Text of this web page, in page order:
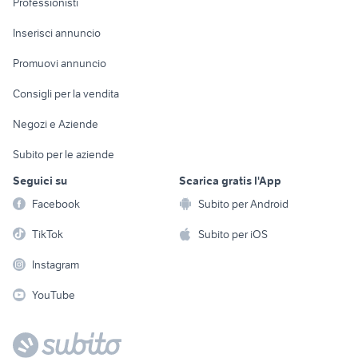
Console e
Fotografia
Telefonia
Biciclette
Inserisci annuncio
Promuovi annuncio
Consigli per la vendita
Negozi e Aziende
Subito per le aziende
Seguici su
Facebook
TikTok
Instagram
YouTube
Scarica gratis l'App
Subito per Android
Subito per iOS